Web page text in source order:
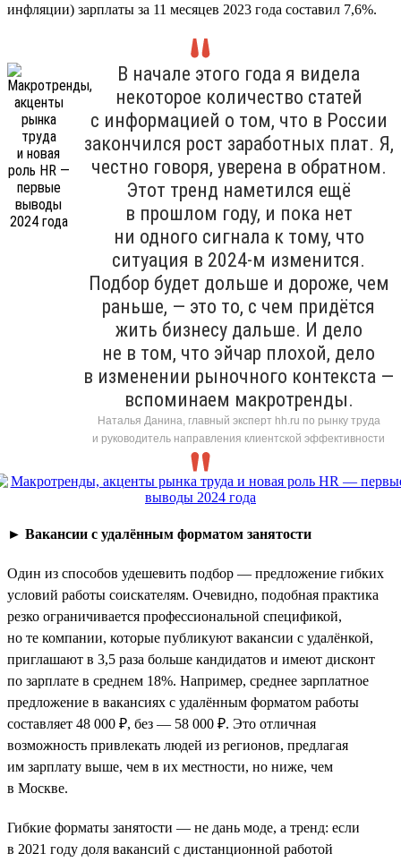
инфляции) зарплаты за 11 месяцев 2023 года составил 7,6%.
В начале этого года я видела
некоторое количество статей
с информацией о том, что в России
закончился рост заработных плат. Я,
честно говоря, уверена в обратном.
Этот тренд наметился ещё
в прошлом году, и пока нет
ни одного сигнала к тому, что
ситуация в 2024-м изменится.
Подбор будет дольше и дороже, чем
раньше, — это то, с чем придётся
жить бизнесу дальше. И дело
не в том, что эйчар плохой, дело
в изменении рыночного контекста —
вспоминаем макротренды.
Наталья Данина, главный эксперт hh.ru по рынку труда
и руководитель направления клиентской эффективности
► Вакансии с удалённым форматом занятости
Один из способов удешевить подбор — предложение гибких
условий работы соискателям. Очевидно, подобная практика
резко ограничивается профессиональной спецификой,
но те компании, которые публикуют вакансии с удалёнкой,
приглашают в 3,5 раза больше кандидатов и имеют дисконт
по зарплате в среднем 18%. Например, среднее зарплатное
предложение в вакансиях с удалённым форматом работы
составляет 48 000 ₽, без — 58 000 ₽. Это отличная
возможность привлекать людей из регионов, предлагая
им зарплату выше, чем в их местности, но ниже, чем
в Москве.
Гибкие форматы занятости — не дань моде, а тренд: если
в 2021 году доля вакансий с дистанционной работой